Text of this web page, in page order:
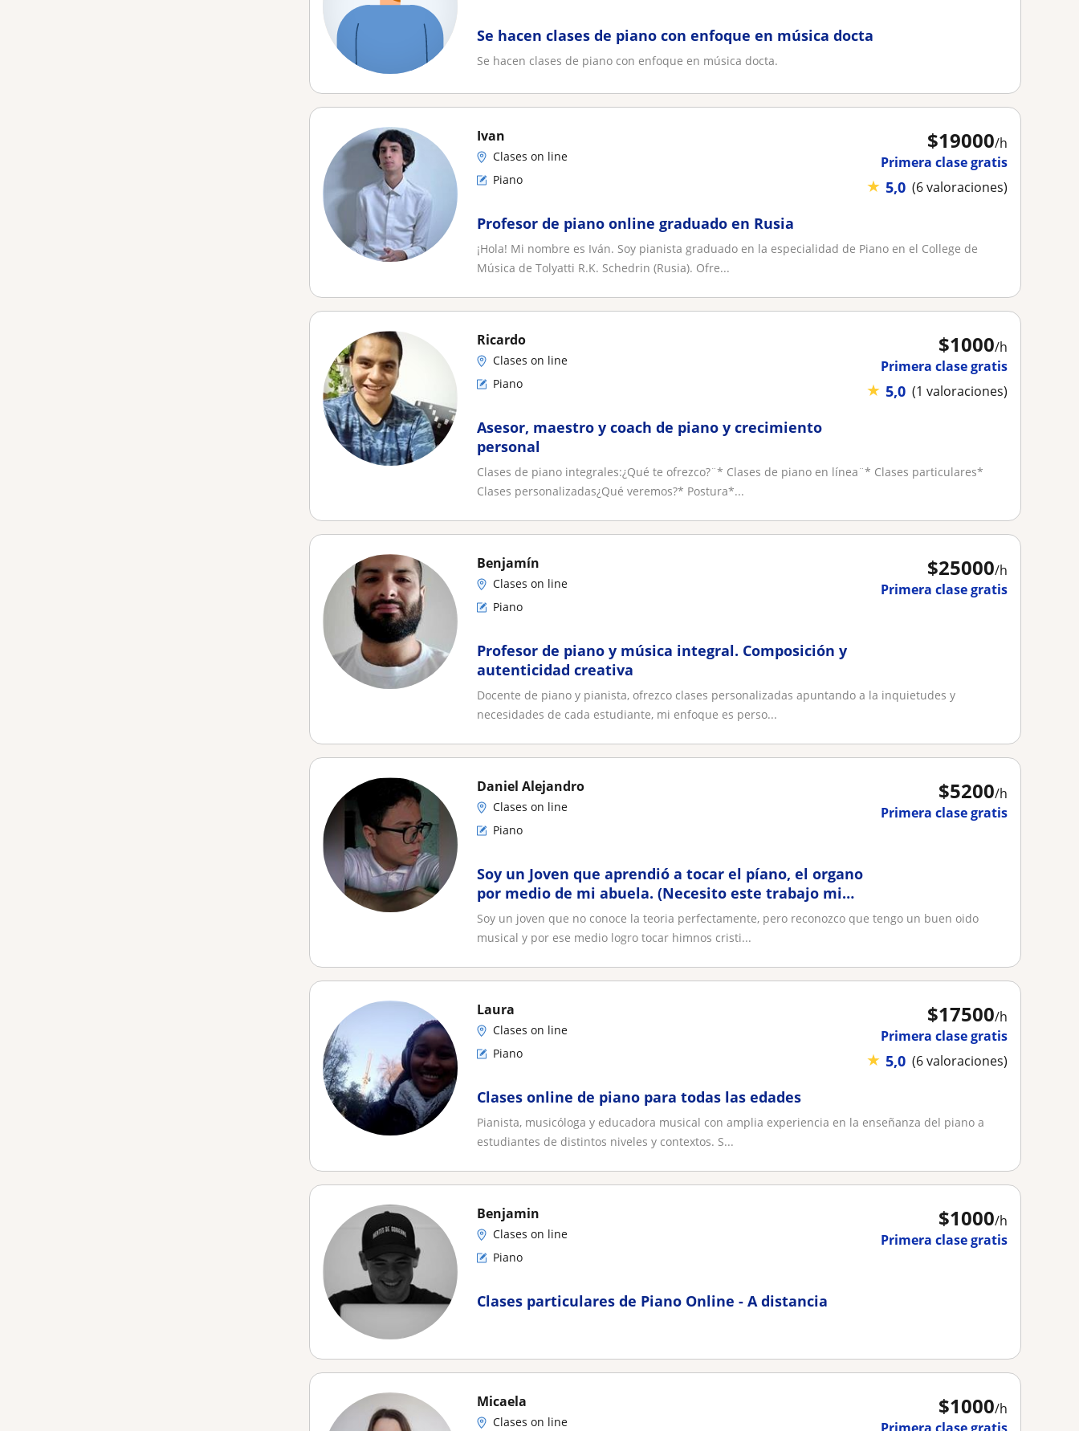
Se hacen clases de piano con enfoque en música docta
Se hacen clases de piano con enfoque en música docta.
$19000/h
Primera clase gratis
★ 5,0 (6 valoraciones)
Ivan
Clases on line
Piano
Profesor de piano online graduado en Rusia
¡Hola! Mi nombre es Iván. Soy pianista graduado en la especialidad de Piano en el College de
Música de Tolyatti R.K. Schedrin (Rusia). Ofre...
$1000/h
Primera clase gratis
★ 5,0 (1 valoraciones)
Ricardo
Clases on line
Piano
Asesor, maestro y coach de piano y crecimiento
personal
Clases de piano integrales:¿Qué te ofrezco?¨* Clases de piano en línea¨* Clases particulares*
Clases personalizadas¿Qué veremos?* Postura*...
$25000/h
Primera clase gratis
Benjamín
Clases on line
Piano
Profesor de piano y música integral. Composición y
autenticidad creativa
Docente de piano y pianista, ofrezco clases personalizadas apuntando a la inquietudes y
necesidades de cada estudiante, mi enfoque es perso...
$5200/h
Primera clase gratis
Daniel Alejandro
Clases on line
Piano
Soy un Joven que aprendió a tocar el píano, el organo
por medio de mi abuela. (Necesito este trabajo mi
madre esta enferma)
Soy un joven que no conoce la teoria perfectamente, pero reconozco que tengo un buen oido
musical y por ese medio logro tocar himnos cristi...
$17500/h
Primera clase gratis
★ 5,0 (6 valoraciones)
Laura
Clases on line
Piano
Clases online de piano para todas las edades
Pianista, musicóloga y educadora musical con amplia experiencia en la enseñanza del piano a
estudiantes de distintos niveles y contextos. S...
$1000/h
Primera clase gratis
Benjamin
Clases on line
Piano
Clases particulares de Piano Online - A distancia
$1000/h
Micaela
Clases on line